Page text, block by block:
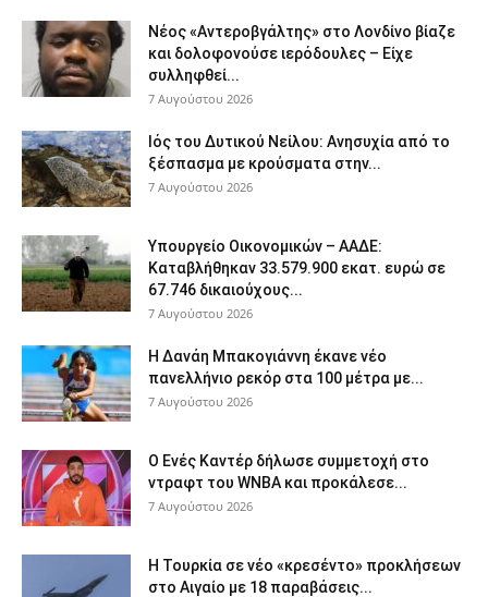
Νέος «Αντεροβγάλτης» στο Λονδίνο βίαζε
και δολοφονούσε ιερόδουλες – Είχε
συλληφθεί...
7 Αυγούστου 2026
Ιός του Δυτικού Νείλου: Ανησυχία από το
ξέσπασμα με κρούσματα στην...
7 Αυγούστου 2026
Υπουργείο Οικονομικών – ΑΑΔΕ:
Καταβλήθηκαν 33.579.900 εκατ. ευρώ σε
67.746 δικαιούχους...
7 Αυγούστου 2026
Η Δανάη Μπακογιάννη έκανε νέο
πανελλήνιο ρεκόρ στα 100 μέτρα με...
7 Αυγούστου 2026
Ο Ενές Καντέρ δήλωσε συμμετοχή στο
ντραφτ του WNBA και προκάλεσε...
7 Αυγούστου 2026
Η Τουρκία σε νέο «κρεσέντο» προκλήσεων
στο Αιγαίο με 18 παραβάσεις...